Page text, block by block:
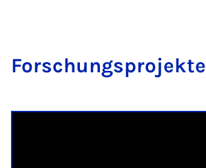
Forschung­s­pro­jekte